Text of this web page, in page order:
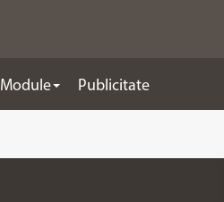
Module Publicitate